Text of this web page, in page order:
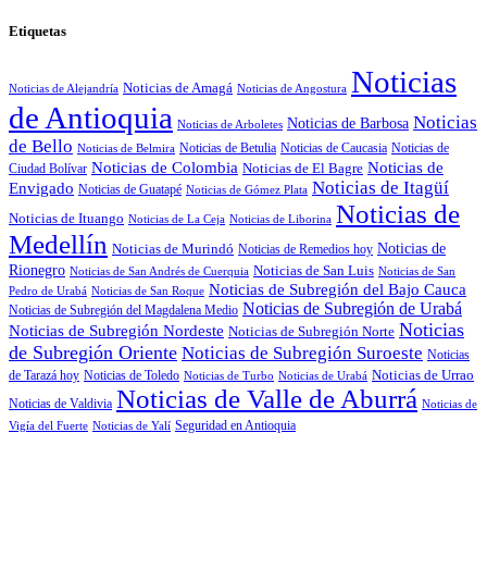
Etiquetas
Noticias de Alejandría Noticias de Amagá Noticias de Angostura Noticias
de Antioquia Noticias de Arboletes Noticias de Barbosa Noticias
de Bello Noticias de Belmira Noticias de Betulia Noticias de Caucasia Noticias de
Ciudad Bolívar Noticias de Colombia Noticias de El Bagre Noticias de
Envigado Noticias de Guatapé Noticias de Gómez Plata Noticias de Itagüí
Noticias de Ituango Noticias de La Ceja Noticias de Liborina Noticias de
Medellín Noticias de Murindó Noticias de Remedios hoy Noticias de
Rionegro Noticias de San Andrés de Cuerquia Noticias de San Luis Noticias de San
Pedro de Urabá Noticias de San Roque Noticias de Subregión del Bajo Cauca
Noticias de Subregión del Magdalena Medio Noticias de Subregión de Urabá
Noticias de Subregión Nordeste Noticias de Subregión Norte Noticias
de Subregión Oriente Noticias de Subregión Suroeste Noticias
de Tarazá hoy Noticias de Toledo Noticias de Turbo Noticias de Urabá Noticias de Urrao
Noticias de Valdivia Noticias de Valle de Aburrá Noticias de
Vigía del Fuerte Noticias de Yalí Seguridad en Antioquia